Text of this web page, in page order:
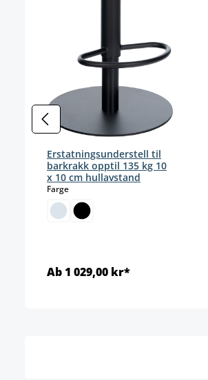
Erstatningsunderstell til
barkrakk opptil 135 kg 10
x 10 cm hullavstand
Fargeselect
Ab 1 029,00 kr*